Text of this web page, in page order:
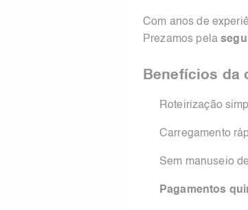
Com anos de
Prezamos pela
Benefícios da
Roteirização
Carregamento
Sem manuseio
Pagamentos